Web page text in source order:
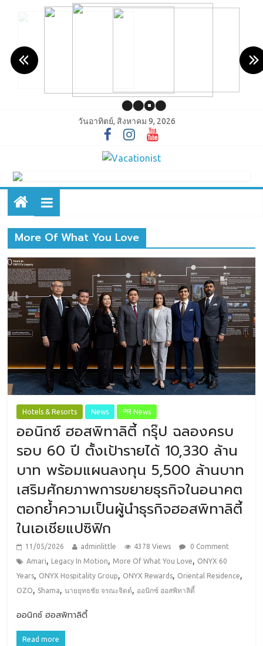
วันอาทิตย์, สิงหาคม 9, 2026
More Of What You Love
Hotels & Resorts News PR News
ออนิกซ์ ฮอสพิทาลิตี้ กรุ๊ป ฉลองครบ
รอบ 60 ปี ตั้งเป้ารายได้ 10,330 ล้าน
บาท พร้อมแผนลงทุน 5,500 ล้านบาท
เสริมศักยภาพการขยายธุรกิจในอนาคต
ตอกย้ำความเป็นผู้นำธุรกิจฮอสพิทาลิตี้
ในเอเชียแปซิฟิก
11/05/2026 adminlittle 4378 Views
0 Comment
Amari, Legacy In Motion, More Of What You Love, ONYX 60
Years, ONYX Hospitality Group, ONYX Rewards, Oriental Residence,
OZO, Shama,นายยุทธชัย จรณะจิตต์, ออนิกซ์ ฮอสพิทาลิตี้
ออนิกซ์ ฮอสพิทาลิตี้
Read more